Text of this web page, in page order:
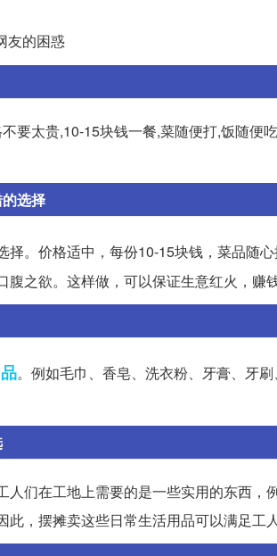
友的困惑
要太贵,10-15块钱一餐,菜随便打,饭随便
选择
。价格适中，每份10-15块钱，菜品随
之欲。这样做，可以保证生意红火，赚
。例如毛巾、香皂、洗衣粉、牙膏、牙
们在工地上需要的是一些实用的东西，
，摆摊卖这些日常生活用品可以满足工